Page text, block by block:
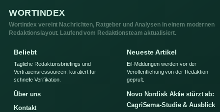
WORTINDEX
Wortindex vereint Nachrichten, Ratgeber und Analysen in einem modernen
Redaktionslayout. Laufend vom Redaktionsteam aktualisiert.
Beliebt
Tagliche Redaktionsbriefings und
Vertrauensressourcen, kuratiert fur
schnelle Verifikation.
Über uns
Kontakt
Neueste Artikel
Eil-Meldungen werden vor der
Veroffentlichung von der Redaktion
gepruft.
Novo Nordisk Aktie stürzt ab:
CagriSema-Studie & Ausblick